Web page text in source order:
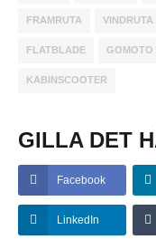
FRAMRUTA VINDRUTA
FLATBLADE GOMOTO
KABINSCOOTER
GILLA DET
Facebook
LinkedIn